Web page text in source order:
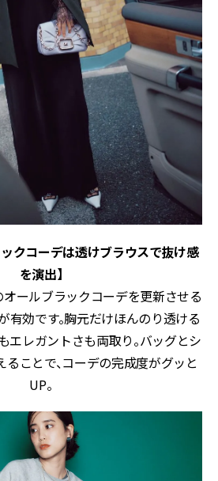
クコーデは透けブラウスで抜け感
を演出】
ールブラックコーデを更新させる
有効です。胸元だけほんのり透ける
エレガントさも両取り。バッグとシ
ことで、コーデの完成度がグッと
UP。